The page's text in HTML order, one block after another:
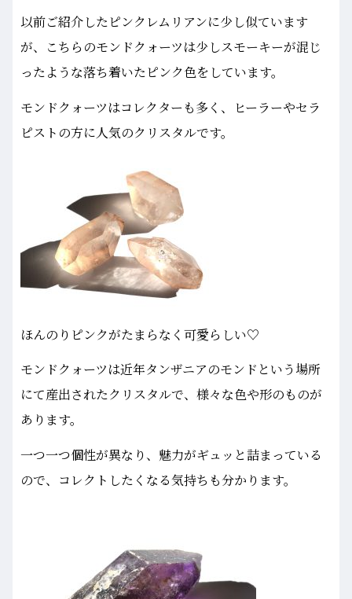
以前ご紹介したピンクレムリアンに少し似ています
が、こちらのモンドクォーツは少しスモーキーが混じ
ったような落ち着いたピンク色をしています。
モンドクォーツはコレクターも多く、ヒーラーやセラ
ピストの方に人気のクリスタルです。
ほんのりピンクがたまらなく可愛らしい♡
モンドクォーツは近年タンザニアのモンドという場所
にて産出されたクリスタルで、様々な色や形のものが
あります。
一つ一つ個性が異なり、魅力がギュッと詰まっている
ので、コレクトしたくなる気持ちも分かります。